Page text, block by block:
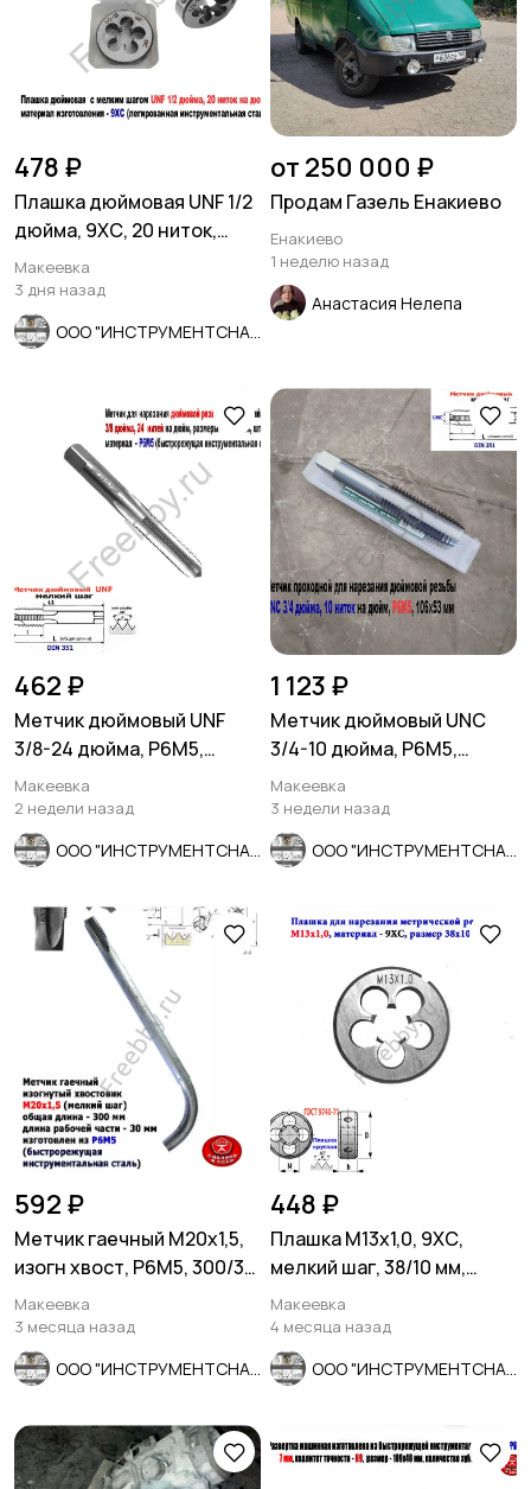
478 ₽
Плашка дюймовая UNF 1/2
дюйма, 9ХС, 20 ниток,
мелкий шаг, 38/10 мм.
Макеевка
3 дня назад
от 250 000 ₽
Продам Газель Енакиево
Енакиево
1 неделю назад
Анастасия Нелепа
462 ₽
Метчик дюймовый UNF
3/8-24 дюйма, Р6М5,
штучный, 24 нитки, 80/34
мм.
Макеевка
2 недели назад
1 123 ₽
Метчик дюймовый UNC
3/4-10 дюйма, Р6М5,
штучный, 10 ниток, 106/53
мм.
Макеевка
3 недели назад
592 ₽
Метчик гаечный М20х1,5,
изогн хвост, Р6М5, 300/30
мм, мелкий шаг, СССР
Макеевка
3 месяца назад
448 ₽
Плашка М13х1,0, 9ХС,
мелкий шаг, 38/10 мм,
ГОСТ 7740-71.
Макеевка
4 месяца назад